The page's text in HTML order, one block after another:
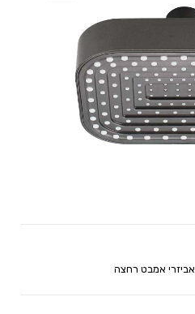
אביזרי אמבט רחצה